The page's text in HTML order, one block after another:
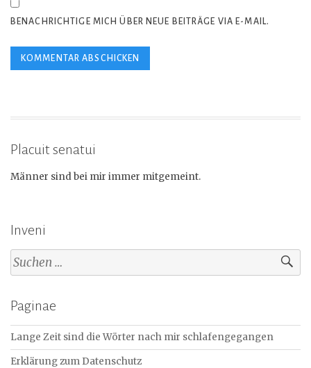
BENACHRICHTIGE MICH ÜBER NEUE BEITRÄGE VIA E-MAIL.
Placuit senatui
Männer sind bei mir immer mitgemeint.
Inveni
Suchen
nach:
Paginae
Lange Zeit sind die Wörter nach mir schlafengegangen
Erklärung zum Datenschutz